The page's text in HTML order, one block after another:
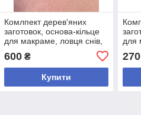
Комлпект дерев'яних
заготовок, основа-кільце
для макраме, ловця снів,
600₴
Купити
для
270